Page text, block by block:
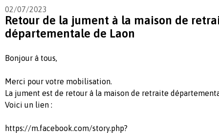
02/07/2023
Retour de la jument à la maison de
départementale de Laon
Bonjour à tous,
Merci pour votre mobilisation.
La jument est de retour à la maison de retraite
Voici un lien :
https://m.facebook.com/story.php?